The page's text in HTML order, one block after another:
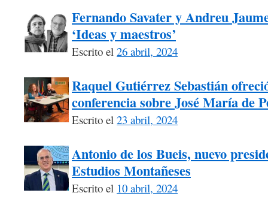
Fernando Savater y Andreu
‘Ideas y maestros’
Escrito el 26 abril, 2024
Raquel Gutiérrez Sebastián
conferencia sobre José María de
Escrito el 23 abril, 2024
Antonio de los Bueis, nuevo
Estudios Montañeses
Escrito el 10 abril, 2024